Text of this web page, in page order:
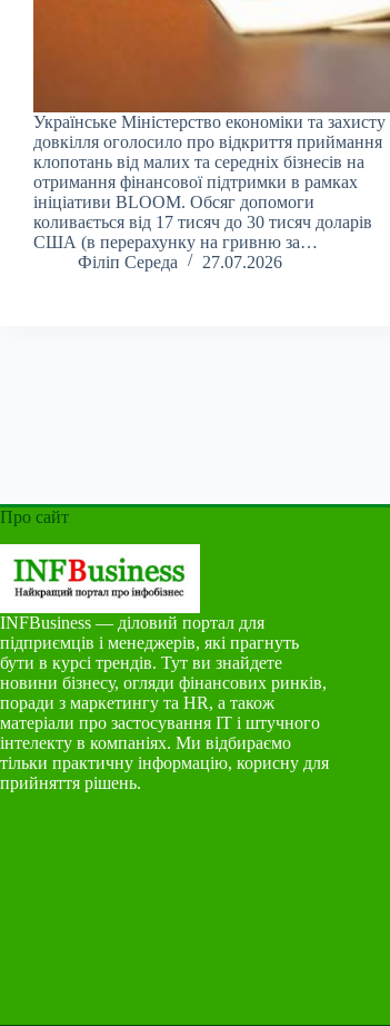
Українське Міністерство економіки та захисту
довкілля оголосило про відкриття приймання
клопотань від малих та середніх бізнесів на
отримання фінансової підтримки в рамках
ініціативи BLOOM. Обсяг допомоги
коливається від 17 тисяч до 30 тисяч доларів
США (в перерахунку на гривню за…
Філіп Середа
27.07.2026
Про сайт
INFBusiness — діловий портал для
підприємців і менеджерів, які прагнуть
бути в курсі трендів. Тут ви знайдете
новини бізнесу, огляди фінансових ринків,
поради з маркетингу та HR, а також
матеріали про застосування ІТ і штучного
інтелекту в компаніях. Ми відбираємо
тільки практичну інформацію, корисну для
прийняття рішень.